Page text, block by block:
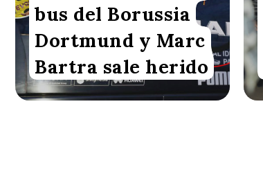
bus del Borussia
Dortmund y Marc
Bartra sale herido